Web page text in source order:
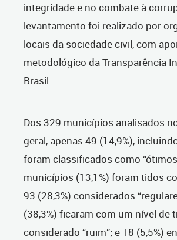
integridade e no combate à
levantamento foi realizado por
locais da sociedade civil, com
metodológico da Transparência
Brasil.
Dos 329 municípios analisados
geral, apenas 49 (14,9%),
foram classificados como
municípios (13,1%) foram tidos
93 (28,3%) considerados
(38,3%) ficaram com um nível de
considerado “ruim”; e 18 (5,5%)